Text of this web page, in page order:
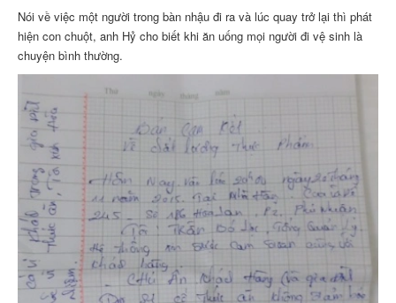
Nói về việc một người trong bàn nhậu đi ra và lúc quay trở lại thì phát
hiện con chuột, anh Hỷ cho biết khi ăn uống mọi người đi vệ sinh là
chuyện bình thường.